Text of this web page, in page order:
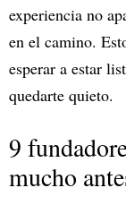
experiencia no
en el camino.
esperar a estar
quedarte quieto.
9
mucho